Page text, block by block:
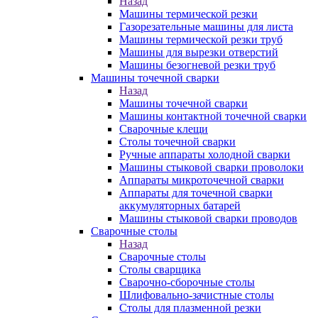
Машины термической резки
Газорезательные машины для листа
Машины термической резки труб
Машины для вырезки отверстий
Машины безогневой резки труб
Машины точечной сварки
Назад
Машины точечной сварки
Машины контактной точечной сварки
Сварочные клещи
Столы точечной сварки
Ручные аппараты холодной сварки
Машины стыковой сварки проволоки
Аппараты микроточечной сварки
Аппараты для точечной сварки
аккумуляторных батарей
Машины стыковой сварки проводов
Сварочные столы
Назад
Сварочные столы
Столы сварщика
Сварочно-сборочные столы
Шлифовально-зачистные столы
Столы для плазменной резки